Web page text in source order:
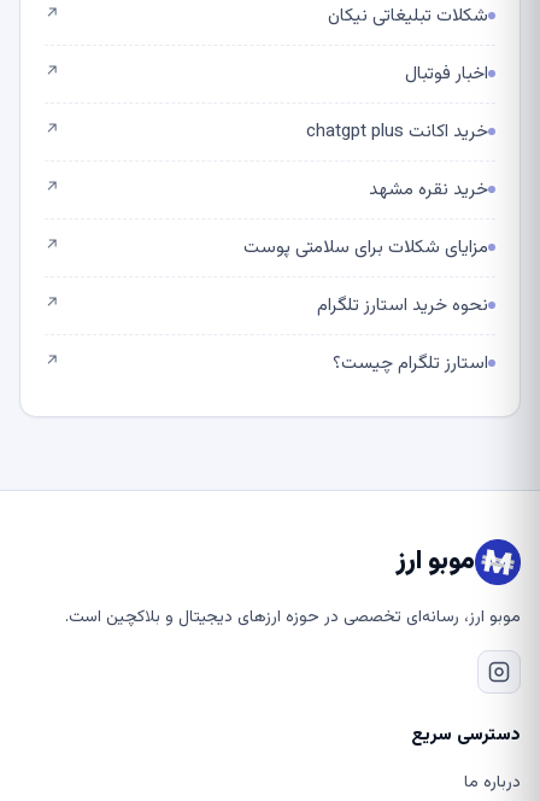
شکلات تبلیغاتی نیکان ↗
اخبار فوتبال ↗
خرید اکانت chatgpt plus ↗
خرید نقره مشهد ↗
مزایای شکلات برای سلامتی پوست ↗
نحوه خرید استارز تلگرام ↗
استارز تلگرام چیست؟ ↗
موبو ارز
موبو ارز، رسانه‌ای تخصصی در حوزه ارزهای دیجیتال و بلاکچین است.
دسترسی سریع
درباره ما